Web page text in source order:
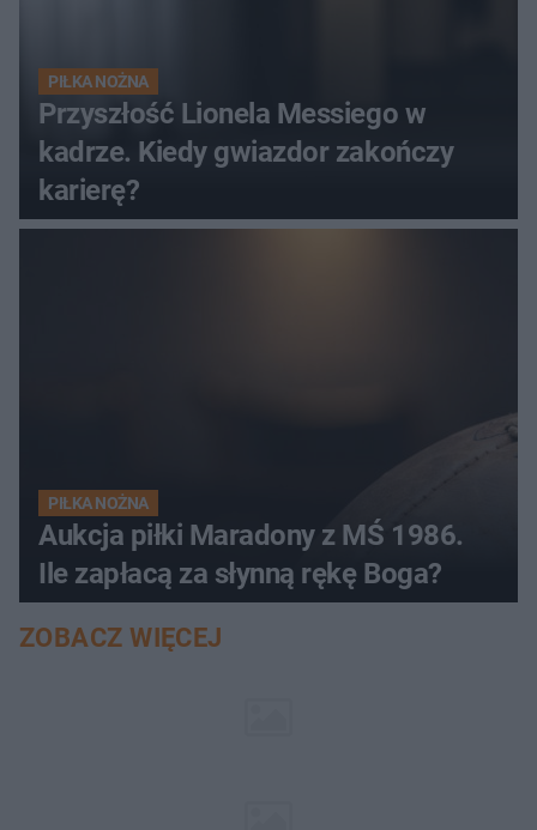
PIŁKA NOŻNA
Przyszłość Lionela Messiego w
kadrze. Kiedy gwiazdor zakończy
karierę?
PIŁKA NOŻNA
Aukcja piłki Maradony z MŚ 1986.
Ile zapłacą za słynną rękę Boga?
ZOBACZ WIĘCEJ